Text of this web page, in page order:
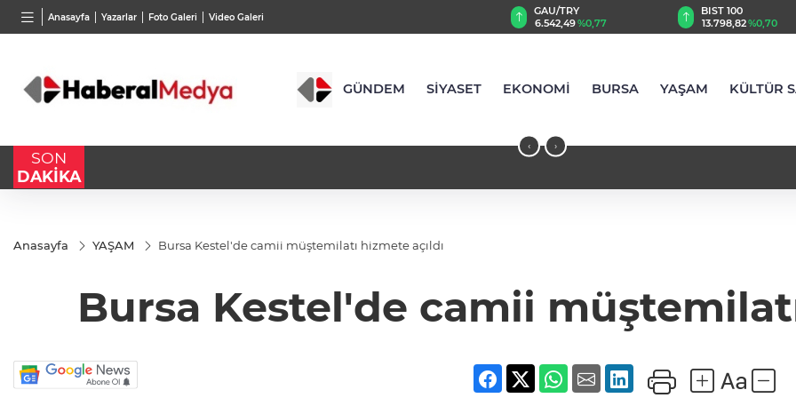
Anasayfa Yazarlar Foto Galeri Video Galeri
%-0,04
BGN
27,9743 %-0,22
GAU/TRY
6.542,49%0,77
BIST 100
13.798,82%0,70
GÜNDEM SİYASET EKONOMİ BURSA YAŞAM KÜLTÜR
SON
DAKİKA
‹ ›
Anasayfa YAŞAM Bursa Kestel'de camii müştemilatı hizmete açıldı
Bursa Kestel'de camii